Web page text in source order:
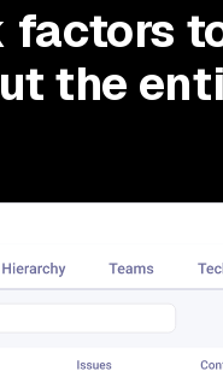
factors
the